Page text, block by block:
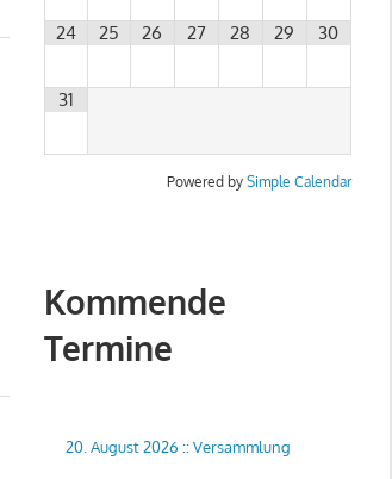
24 25 26 27 28 29 30
31
Powered by Simple Calendar
Kommende
Termine
20. August 2026 ::Versammlung